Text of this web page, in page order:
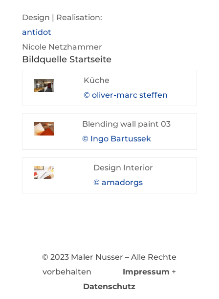
Design | Realisation:
antidot
Nicole Netzhammer
Bildquelle Startseite
Küche
© oliver-marc steffen
Blending wall paint 03
© Ingo Bartussek
Design Interior
© amadorgs
© 2023 Maler Nusser – Alle Rechte
vorbehalten Impressum +
Datenschutz